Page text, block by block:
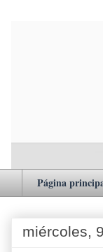
Página
miércoles,